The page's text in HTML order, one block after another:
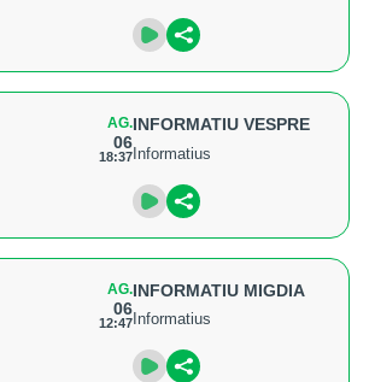
AG.
06
18:37
INFORMATIU VESPRE
Informatius
AG.
06
12:47
INFORMATIU MIGDIA
Informatius